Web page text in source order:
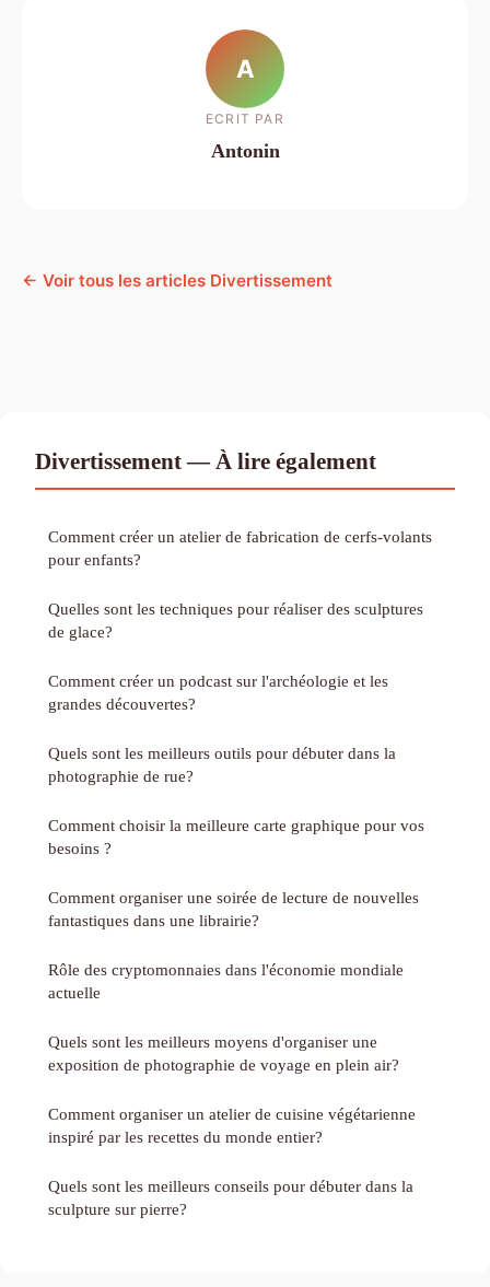
A
ECRIT PAR
Antonin
← Voir tous les articles Divertissement
Divertissement — À lire également
Comment créer un atelier de fabrication de cerfs-volants
pour enfants?
Quelles sont les techniques pour réaliser des sculptures
de glace?
Comment créer un podcast sur l'archéologie et les
grandes découvertes?
Quels sont les meilleurs outils pour débuter dans la
photographie de rue?
Comment choisir la meilleure carte graphique pour vos
besoins ?
Comment organiser une soirée de lecture de nouvelles
fantastiques dans une librairie?
Rôle des cryptomonnaies dans l'économie mondiale
actuelle
Quels sont les meilleurs moyens d'organiser une
exposition de photographie de voyage en plein air?
Comment organiser un atelier de cuisine végétarienne
inspiré par les recettes du monde entier?
Quels sont les meilleurs conseils pour débuter dans la
sculpture sur pierre?